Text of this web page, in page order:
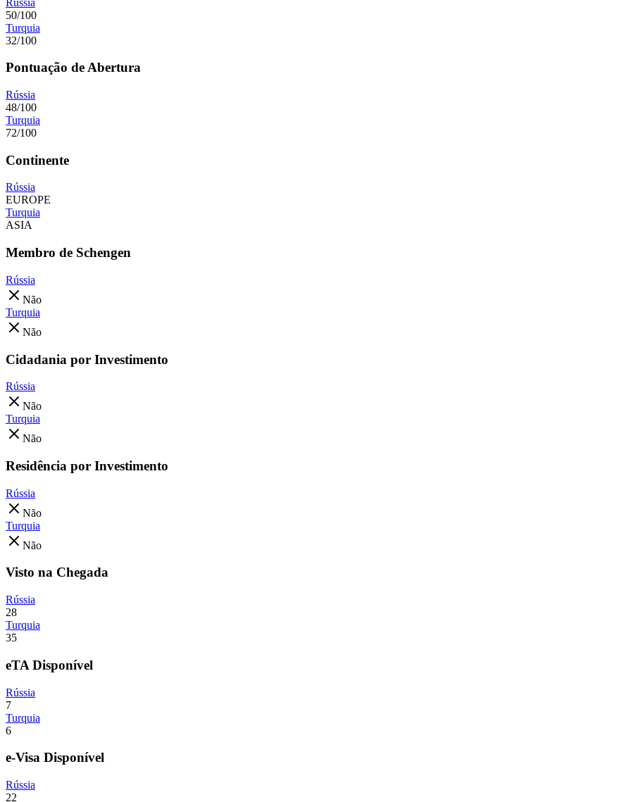
50/100
Turquia
32/100
Pontuação de Abertura
Rússia
48/100
Turquia
72/100
Continente
Rússia
EUROPE
Turquia
ASIA
Membro de Schengen
Rússia
Não
Turquia
Não
Cidadania por Investimento
Rússia
Não
Turquia
Não
Residência por Investimento
Rússia
Não
Turquia
Não
Visto na Chegada
Rússia
28
Turquia
35
eTA Disponível
Rússia
7
Turquia
6
e-Visa Disponível
Rússia
22